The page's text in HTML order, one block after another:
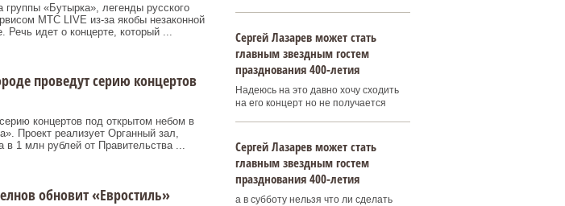
группы «Бутырка», легенды русского
МТС LIVE из-за якобы незаконной
идет о концерте, который ...
проведут серию концертов
концертов под открытом небом в
Проект реализует Органный зал,
в 1 млн рублей от Правительства ...
обновит «Евростиль»
Сергей Лазарев может стать
главным звездным гостем
празднования 400‑летия
Надеюсь на это давно хочу сходить
на его концерт но не получается
Сергей Лазарев может стать
главным звездным гостем
празднования 400‑летия
а в субботу нельзя что ли сделать